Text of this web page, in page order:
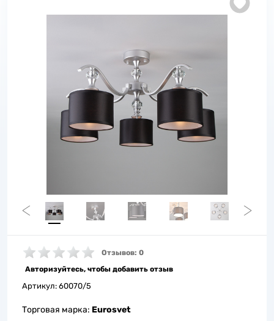
Отзывов: 0
Авторизуйтесь, чтобы добавить отзыв
Артикул: 60070/5
Торговая марка: Eurosvet